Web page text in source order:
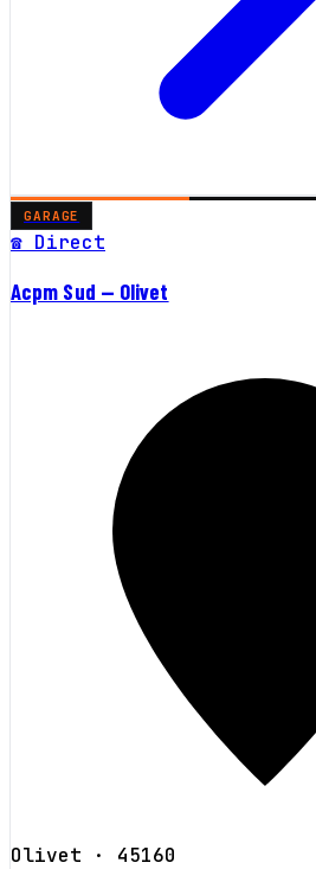
GARAGE
☎ Direct
Acpm Sud — Olivet
Olivet · 45160